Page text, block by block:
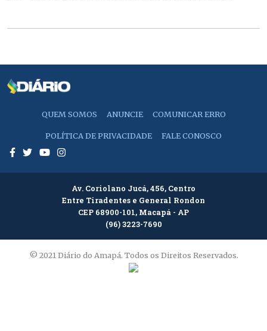
QUEM SOMOS ANUNCIE COMUNICAR ERRO
POLÍTICA DE PRIVACIDADE FALE CONOSCO
Av. Coriolano Jucá, 456, Centro
Entre Tiradentes e General Rondon
CEP 68900-101, Macapá - AP
(96) 3223-7690
© 2021 Diário do Amapá. Todos os Direitos Reservados.